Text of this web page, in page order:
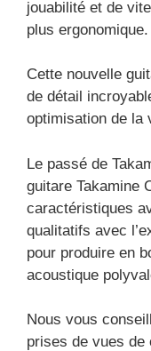
jouabilité et de
plus ergonomique.
Cette nouvelle
de détail
optimisation de la
Le passé de
guitare Takamine
caractéristiques
qualitatifs avec
pour produire en
acoustique
Nous vous
prises de vues de